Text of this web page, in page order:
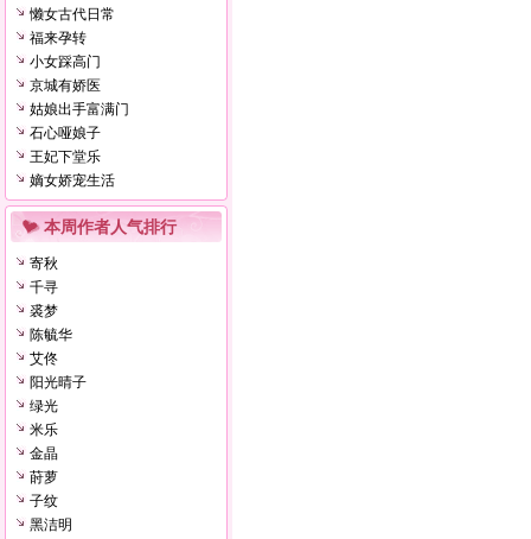
懒女古代日常
福来孕转
小女踩高门
京城有娇医
姑娘出手富满门
石心哑娘子
王妃下堂乐
嫡女娇宠生活
本周作者人气排行
寄秋
千寻
裘梦
陈毓华
艾佟
阳光晴子
绿光
米乐
金晶
莳萝
子纹
黑洁明